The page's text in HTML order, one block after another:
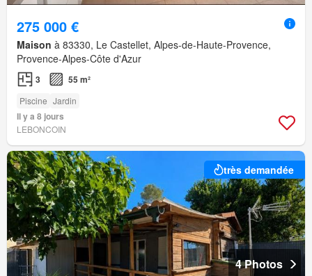
275 000 €
Maison à 83330, Le Castellet, Alpes-de-Haute-Provence,
Provence-Alpes-Côte d'Azur
3 55 m²
Piscine Jardin
Il y a 8 jours
LEBONCOIN
très demandée
4 Photos